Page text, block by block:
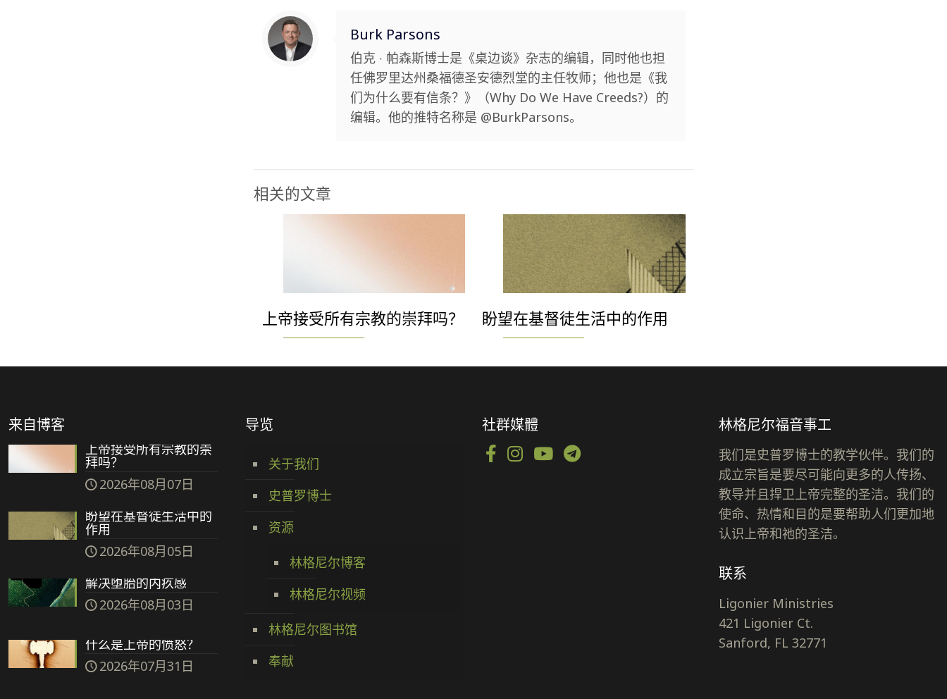
Burk Parsons
伯克 ‧ 帕森斯博士是《桌边谈》杂志的编辑，同时他也担
任佛罗里达州桑福德圣安德烈堂的主任牧师；他也是《我
们为什么要有信条？》（Why Do We Have Creeds?）的
编辑。他的推特名称是 @BurkParsons。
相关的文章
上帝接受所有宗教的崇拜吗？ 盼望在基督徒生活中的作用
来自博客
上帝接受所有宗教的崇
拜吗？
2026年08月07日
盼望在基督徒生活中的
作用
2026年08月05日
解决堕胎的内疚感
2026年08月03日
什么是上帝的愤怒？
2026年07月31日
导览
关于我们
史普罗博士
资源
林格尼尔博客
林格尼尔视频
林格尼尔图书馆
奉献
社群媒體 林格尼尔福音事工
我们是史普罗博士的教学伙伴。我们的
成立宗旨是要尽可能向更多的人传扬、
教导并且捍卫上帝完整的圣洁。我们的
使命、热情和目的是要帮助人们更加地
认识上帝和祂的圣洁。
联系
Ligonier Ministries
421 Ligonier Ct.
Sanford, FL 32771